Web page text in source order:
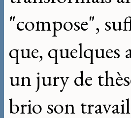
"compose",
que, quelques
un jury de
brio son